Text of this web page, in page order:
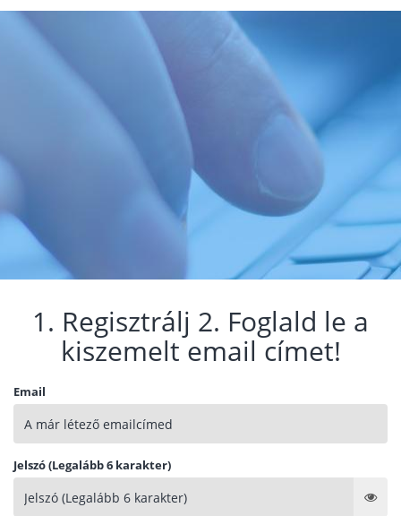
1. Regisztrálj 2. Foglald le a
kiszemelt email címet!
Email
Jelszó (Legalább 6 karakter)